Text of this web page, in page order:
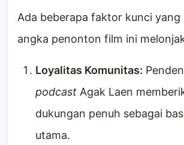
Ada beberapa faktor kunci yang
angka penonton film ini
Loyalitas Komunitas:
podcast Agak Laen
dukungan penuh sebagai
utama.